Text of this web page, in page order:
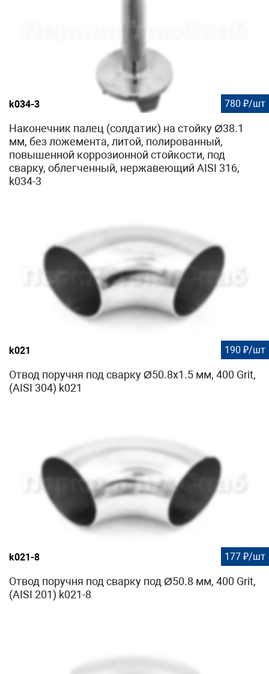
k034-3 780 ₽/шт
Наконечник палец (солдатик) на стойку Ø38.1
мм, без ложемента, литой, полированный,
повышенной коррозионной стойкости, под
сварку, облегченный, нержавеющий AISI 316,
k034-3
k021 190 ₽/шт
Отвод поручня под сварку Ø50.8х1.5 мм, 400 Grit,
(AISI 304) k021
k021-8 177 ₽/шт
Отвод поручня под сварку под Ø50.8 мм, 400 Grit,
(AISI 201) k021-8